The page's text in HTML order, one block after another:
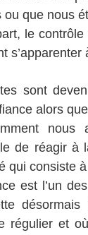
ou que nous
le
s’apparenter
sont
alors
nous
de réagir à
qui consiste
est l’un
régulier et